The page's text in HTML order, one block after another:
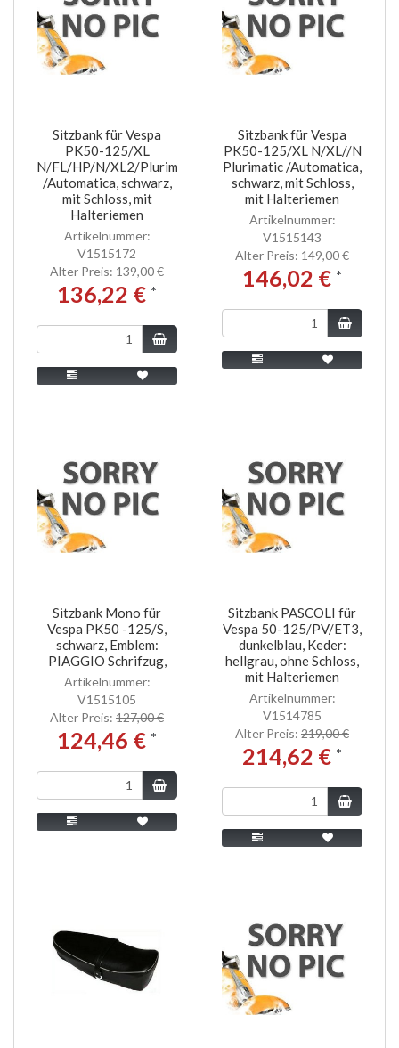
Sitzbank für Vespa
PK50-125/XL
N/FL/HP/N/XL2/Plurimatic
/Automatica, schwarz,
mit Schloss, mit
Halteriemen
Artikelnummer:
V1515172
Alter Preis: 139,00 €
136,22 € *
Sitzbank für Vespa
PK50-125/XL N/XL//N
Plurimatic /Automatica,
schwarz, mit Schloss,
mit Halteriemen
Artikelnummer:
V1515143
Alter Preis: 149,00 €
146,02 € *
Sitzbank Mono für
Vespa PK50 -125/S,
schwarz, Emblem:
PIAGGIO Schrifzug,
Artikelnummer:
V1515105
Alter Preis: 127,00 €
124,46 € *
Sitzbank PASCOLI für
Vespa 50-125/PV/ET3,
dunkelblau, Keder:
hellgrau, ohne Schloss,
mit Halteriemen
Artikelnummer:
V1514785
Alter Preis: 219,00 €
214,62 € *